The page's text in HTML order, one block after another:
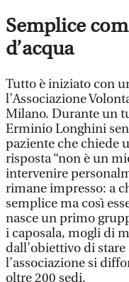
Semplice
d’acqua
Tutto è iniziato con
l’Associazione
Milano. Durante un
Erminio Longhini
paziente che chiede
risposta “non è un
intervenire
rimane impresso: a
semplice ma così
nasce un primo
i caposala, mogli di
dall’obiettivo di
l’associazione si
oltre 200 sedi.